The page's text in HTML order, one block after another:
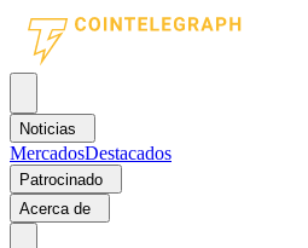
Noticias
MercadosDestacados
Patrocinado
Acerca de